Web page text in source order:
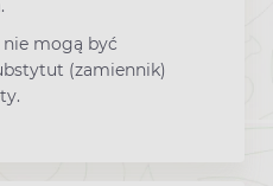
mogą być
(zamiennik)